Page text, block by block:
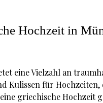
Hochzeit in
eine Vielzahl an
Kulissen für Hochzeiten,
griechische Hochzeit